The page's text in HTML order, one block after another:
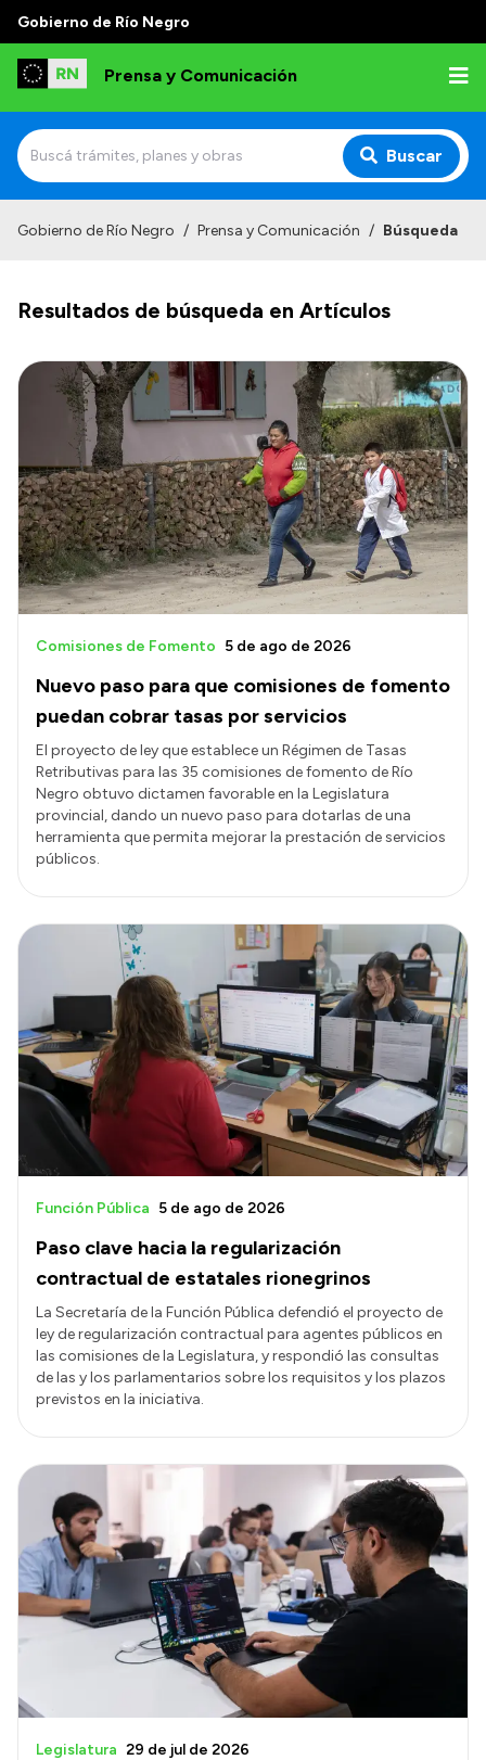
Gobierno de Río Negro
Prensa y Comunicación
Buscar
Autoridades
Referentes de prensa
Archivo de noticias
Transparencia
Presupuesto
Boletín Oficial
Compras y licitaciones
Consulta de expedientes
Convocatorias
Intranet
Login
Gobierno de Río Negro / Prensa y Comunicación / Búsqueda
Resultados de búsqueda en Artículos
Nuevo paso para que comisiones de fomento
puedan cobrar tasas por servicios
Comisiones de Fomento 5 de ago de 2026
El proyecto de ley que establece un Régimen de Tasas
Retributivas para las 35 comisiones de fomento de Río
Negro obtuvo dictamen favorable en la Legislatura
provincial, dando un nuevo paso para dotarlas de una
herramienta que permita mejorar la prestación de servicios
públicos.
Paso clave hacia la regularización
contractual de estatales rionegrinos
Función Pública 5 de ago de 2026
La Secretaría de la Función Pública defendió el proyecto de
ley de regularización contractual para agentes públicos en
las comisiones de la Legislatura, y respondió las consultas
de las y los parlamentarios sobre los requisitos y los plazos
previstos en la iniciativa.
Legislatura 29 de jul de 2026